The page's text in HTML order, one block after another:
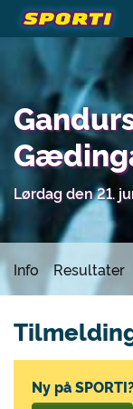
Lørdag den 21.
Info Resultater
Ny på